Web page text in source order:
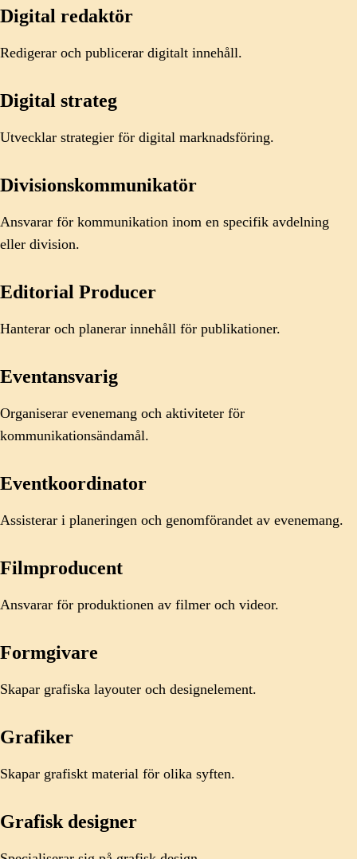
Digital redaktör
Redigerar och publicerar digitalt innehåll.
Digital strateg
Utvecklar strategier för digital marknadsföring.
Divisionskommunikatör
Ansvarar för kommunikation inom en specifik avdelning
eller division.
Editorial Producer
Hanterar och planerar innehåll för publika­tioner.
Eventansvarig
Organiserar evenemang och aktiviteter för
kommunikationsändamål.
Eventkoordinator
Assisterar i planeringen och genomförandet av evenemang.
Filmproducent
Ansvarar för produktionen av filmer och videor.
Formgivare
Skapar grafiska layouter och designelement.
Grafiker
Skapar grafiskt material för olika syften.
Grafisk designer